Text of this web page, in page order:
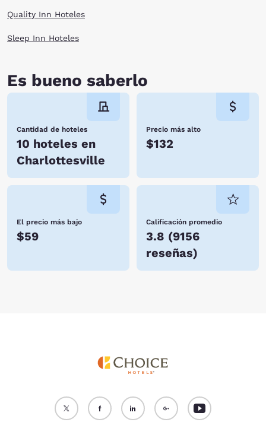
Quality Inn Hoteles
Sleep Inn Hoteles
Es bueno saberlo
Cantidad de hoteles
10 hoteles en
Charlottesville
Precio más alto
$132
El precio más bajo
$59
Calificación promedio
3.8 (9156
reseñas)